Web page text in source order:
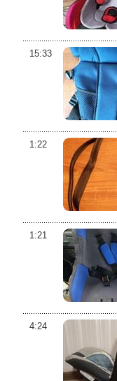
15:33
1:22
1:21
4:24